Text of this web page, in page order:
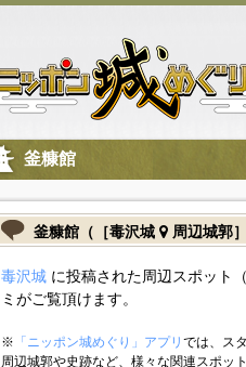
釜糠館
釜糠館（［毒沢城 周辺城郭］
毒沢城に投稿された周辺スポット
ミがご覧頂けます。
※ 「ニッポン城めぐり」アプリ では、ス
周辺城郭や史跡など、様々な関連スポッ